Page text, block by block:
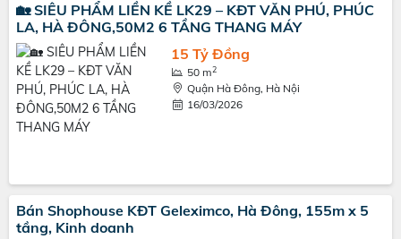
🏡 SIÊU PHẨM LIỀN KỀ LK29 – KĐT VĂN PHÚ, PHÚC
LA, HÀ ĐÔNG,50M2 6 TẦNG THANG MÁY
15 Tỷ Đồng
50 m2
Quận Hà Đông, Hà Nội
16/03/2026
Bán Shophouse KĐT Geleximco, Hà Đông, 155m x 5
tầng, Kinh doanh